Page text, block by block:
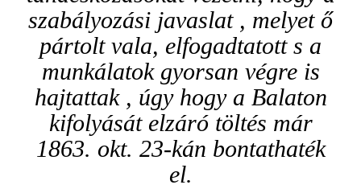
szabályozási javaslat , melyet ő
pártolt vala, elfogadtatott s a
munkálatok gyorsan végre is
hajtattak , úgy hogy a Balaton
kifolyását elzáró töltés már
1863. okt. 23-kán bontathaték
el.